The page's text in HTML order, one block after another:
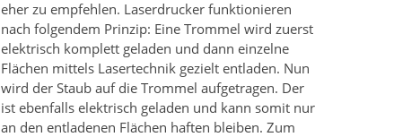
eher zu empfehlen. Laserdrucker funktionieren
nach folgendem Prinzip: Eine Trommel wird zuerst
elektrisch komplett geladen und dann einzelne
Flächen mittels Lasertechnik gezielt entladen. Nun
wird der Staub auf die Trommel aufgetragen. Der
ist ebenfalls elektrisch geladen und kann somit nur
an den entladenen Flächen haften bleiben. Zum